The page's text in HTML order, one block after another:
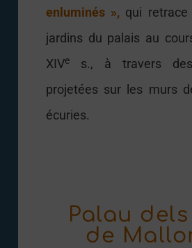
enluminés », qui retrace
jardins du palais au
XIVe
s., à travers des
projetées sur les murs
écuries.
Palau dels
de